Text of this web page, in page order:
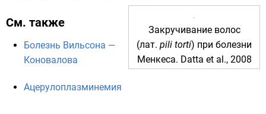
Закручивание волос
(лат. pili torti) при болезни
Менкеса. Datta et al., 2008
См. также
Болезнь Вильсона —
Коновалова
Ацерулоплазминемия